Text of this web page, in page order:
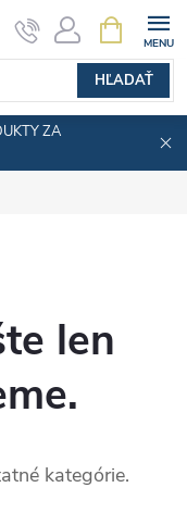
HĽADAŤ
KOŠÍK
ZA
len
kategórie.